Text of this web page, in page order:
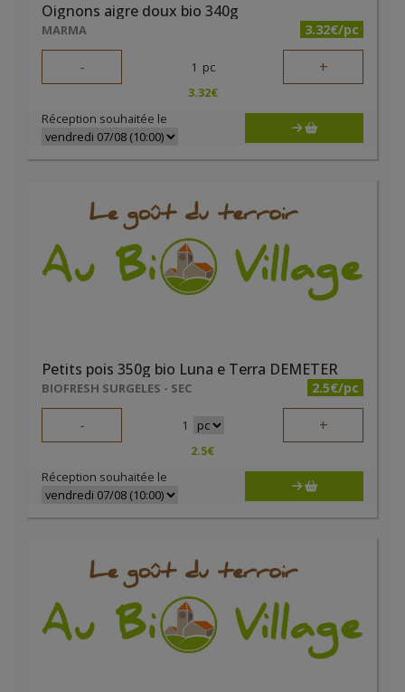
Oignons aigre doux bio 340g
MARMA 3.32€/pc
- 1 pc +
3.32€
Réception souhaitée le
Petits pois 350g bio Luna e Terra DEMETER
BIOFRESH SURGELES - SEC 2.5€/pc
- 1 +
2.5€
Réception souhaitée le